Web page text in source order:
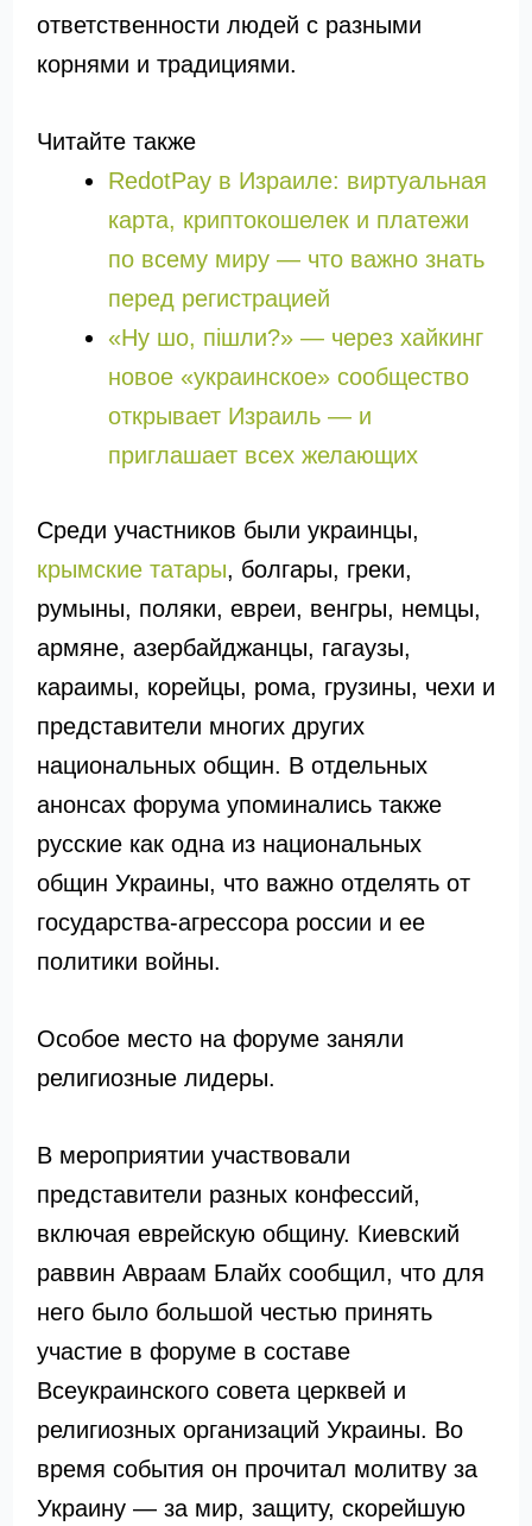
ответственности людей с разными
корнями и традициями.
Читайте также
RedotPay в Израиле: виртуальная
карта, криптокошелек и платежи
по всему миру — что важно знать
перед регистрацией
«Ну шо, пішли?» — через хайкинг
новое «украинское» сообщество
открывает Израиль — и
приглашает всех желающих
Среди участников были украинцы,
крымские татары, болгары, греки,
румыны, поляки, евреи, венгры, немцы,
армяне, азербайджанцы, гагаузы,
караимы, корейцы, рома, грузины, чехи и
представители многих других
национальных общин. В отдельных
анонсах форума упоминались также
русские как одна из национальных
общин Украины, что важно отделять от
государства-агрессора россии и ее
политики войны.
Особое место на форуме заняли
религиозные лидеры.
В мероприятии участвовали
представители разных конфессий,
включая еврейскую общину. Киевский
раввин Авраам Блайх сообщил, что для
него было большой честью принять
участие в форуме в составе
Всеукраинского совета церквей и
религиозных организаций Украины. Во
время события он прочитал молитву за
Украину — за мир, защиту, скорейшую